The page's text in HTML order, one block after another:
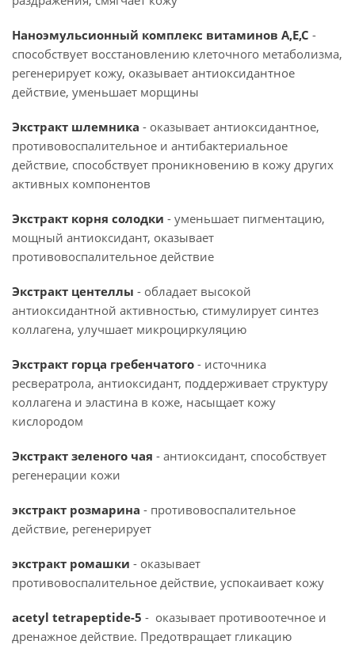
Наноэмульсионный комплекс витаминов А,Е,С -
способствует восстановлению клеточного метаболизма,
регенерирует кожу, оказывает антиоксидантное
действие, уменьшает морщины
Экстракт шлемника - оказывает антиоксидантное,
противовоспалительное и антибактериальное
действие, способствует проникновению в кожу других
активных компонентов
Экстракт корня солодки - уменьшает пигментацию,
мощный антиоксидант, оказывает
противовоспалительное действие
Экстракт центеллы - обладает высокой
антиоксидантной активностью, стимулирует синтез
коллагена, улучшает микроциркуляцию
Экстракт горца гребенчатого - источника
ресвератрола, антиоксидант, поддерживает структуру
коллагена и эластина в коже, насыщает кожу
кислородом
Экстракт зеленого чая - антиоксидант, способствует
регенерации кожи
экстракт розмарина - противовоспалительное
действие, регенерирует
экстракт ромашки - оказывает
противовоспалительное действие, успокаивает кожу
acetyl tetrapeptide-5 - оказывает противоотечное и
дренажное действие. Предотвращает гликацию